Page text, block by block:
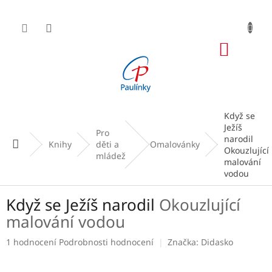
obsah
Domů Knihy
Pro
děti a
mládež
Omalovánky
Když se
Ježíš
narodil
Okouzlující
malování
vodou
Když se Ježíš narodil Okouzlující
malování vodou
Průměrné
1 hodnocení Podrobnosti hodnocení Značka: Didasko